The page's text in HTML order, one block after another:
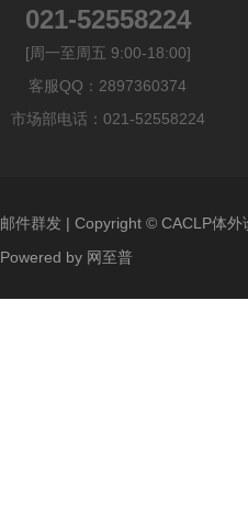
021-52558224
[周一至周五 9:00-18:00]
客服QQ：2897360374
市场部电话：021-52558224
邮件群发 | Copyright © CACLP体外
Powered by 网至普